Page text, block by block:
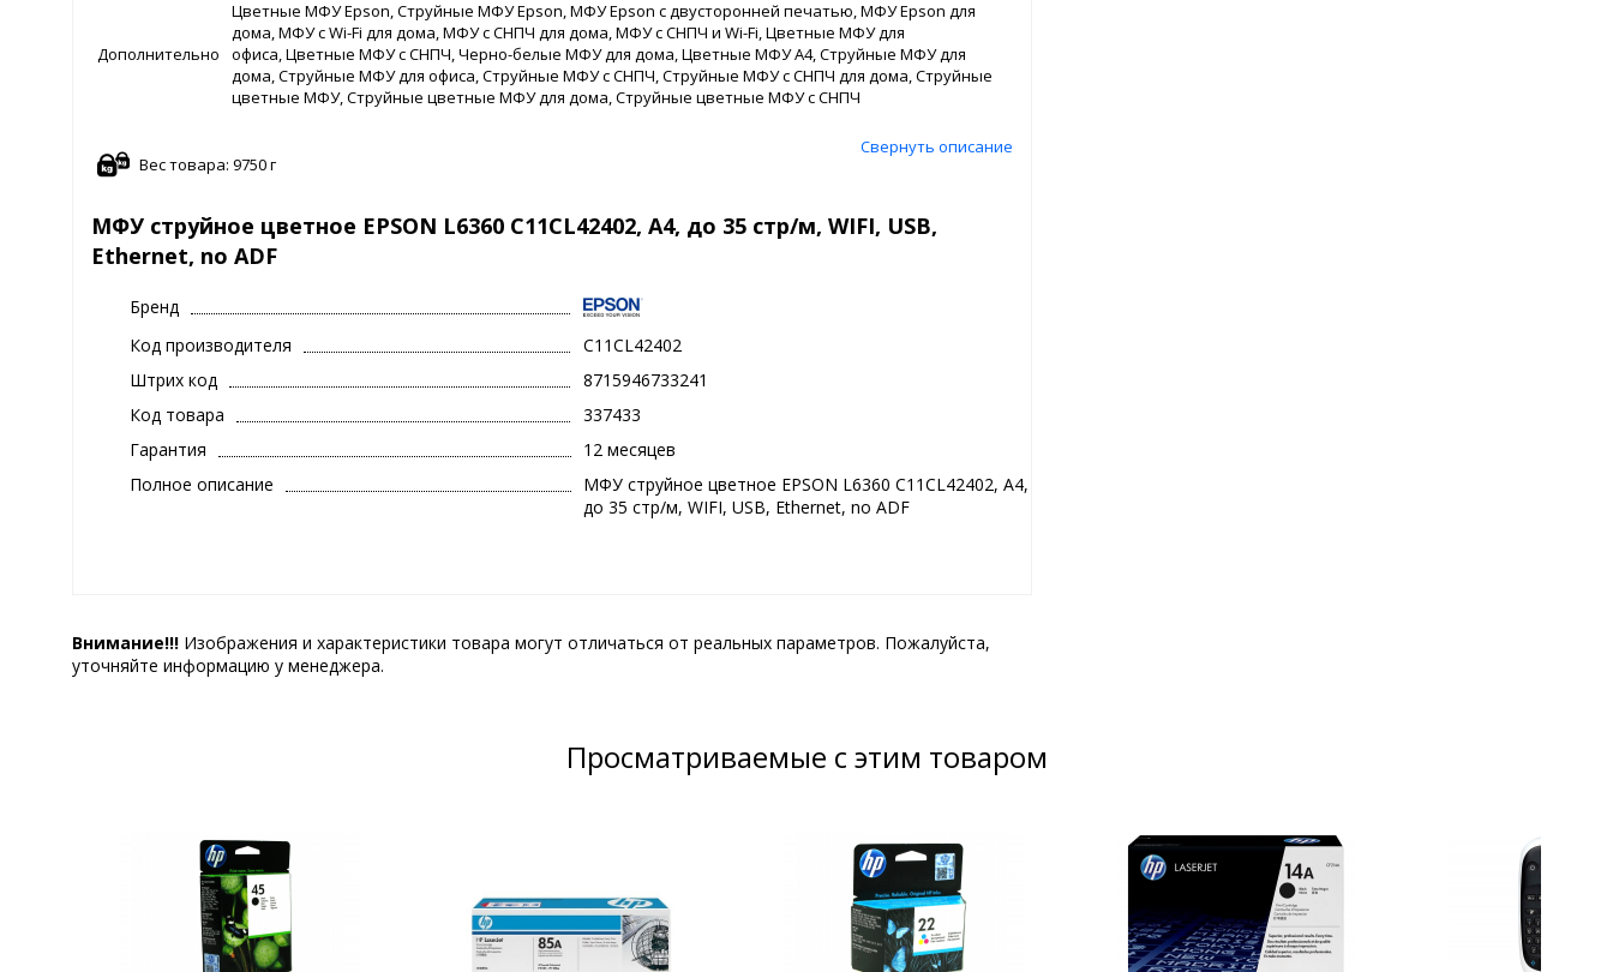
Дополнительно
Цветные МФУ Epson, Струйные МФУ Epson, МФУ Epson с двусторонней печатью, МФУ Epson для
дома, МФУ с Wi-Fi для дома, МФУ с СНПЧ для дома, МФУ с СНПЧ и Wi-Fi, Цветные МФУ для
офиса, Цветные МФУ с СНПЧ, Черно-белые МФУ для дома, Цветные МФУ А4, Струйные МФУ для
дома, Струйные МФУ для офиса, Струйные МФУ с СНПЧ, Струйные МФУ с СНПЧ для дома, Струйные
цветные МФУ, Струйные цветные МФУ для дома, Струйные цветные МФУ с СНПЧ
Свернуть описание
Вес товара: 9750 г
МФУ струйное цветное EPSON L6360 C11CL42402, А4, до 35 стр/м, WIFI, USB,
Ethernet, no ADF
Бренд
Код производителя
C11CL42402
Штрих код
8715946733241
Код товара
337433
Гарантия
12 месяцев
Полное описание
МФУ струйное цветное EPSON L6360 C11CL42402, А4,
до 35 стр/м, WIFI, USB, Ethernet, no ADF
Внимание!!! Изображения и характеристики товара могут отличаться от реальных параметров. Пожалуйста,
уточняйте информацию у менеджера.
Просматриваемые с этим товаром